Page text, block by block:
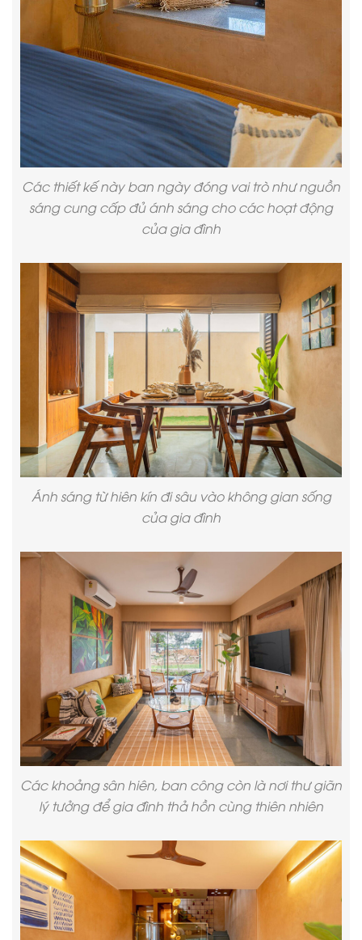
Các thiết kế này ban ngày đóng vai trò như nguồn
sáng cung cấp đủ ánh sáng cho các hoạt động
của gia đình
Ánh sáng từ hiên kín đi sâu vào không gian sống
của gia đình
Các khoảng sân hiên, ban công còn là nơi thư giãn
lý tưởng để gia đình thả hồn cùng thiên nhiên